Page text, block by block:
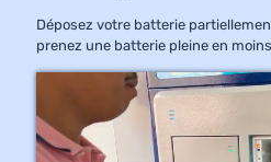
Déposez votre batterie
prenez une batterie pleine en